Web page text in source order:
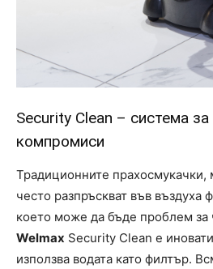
Security Clean – система
компромиси
Традиционните прахосмукачки,
често разпръскват във въздуха
което може да бъде проблем за
Welmax Security Clean е
използва водата като филтър.